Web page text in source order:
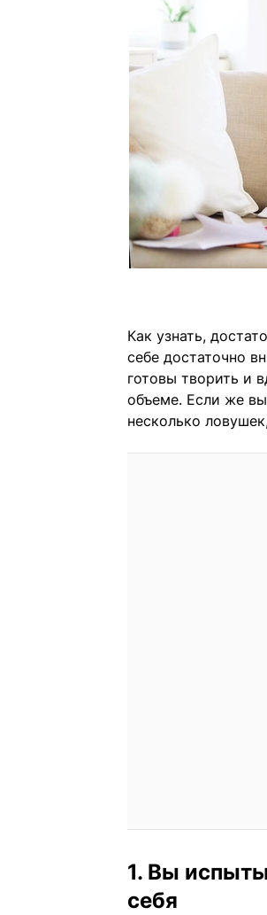
Как узнать,
себе достаточно
готовы творить и
объеме. Если же
несколько
1. Вы
себя